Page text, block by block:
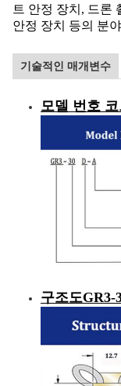
트 안정 장치, 드론
안정 장치 등의 분
기술적인 매개변수
모델 번호
구조도GR3-